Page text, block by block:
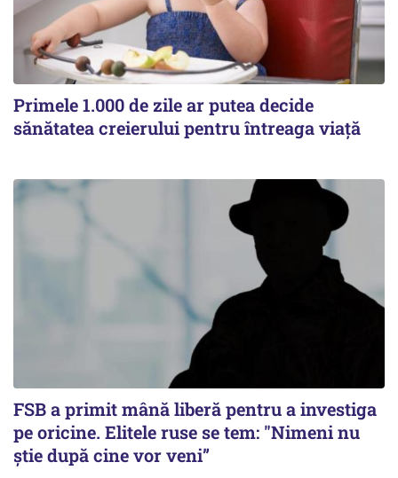
Primele 1.000 de zile ar putea decide
sănătatea creierului pentru întreaga viață
FSB a primit mână liberă pentru a investiga
pe oricine. Elitele ruse se tem: "Nimeni nu
știe după cine vor veni”